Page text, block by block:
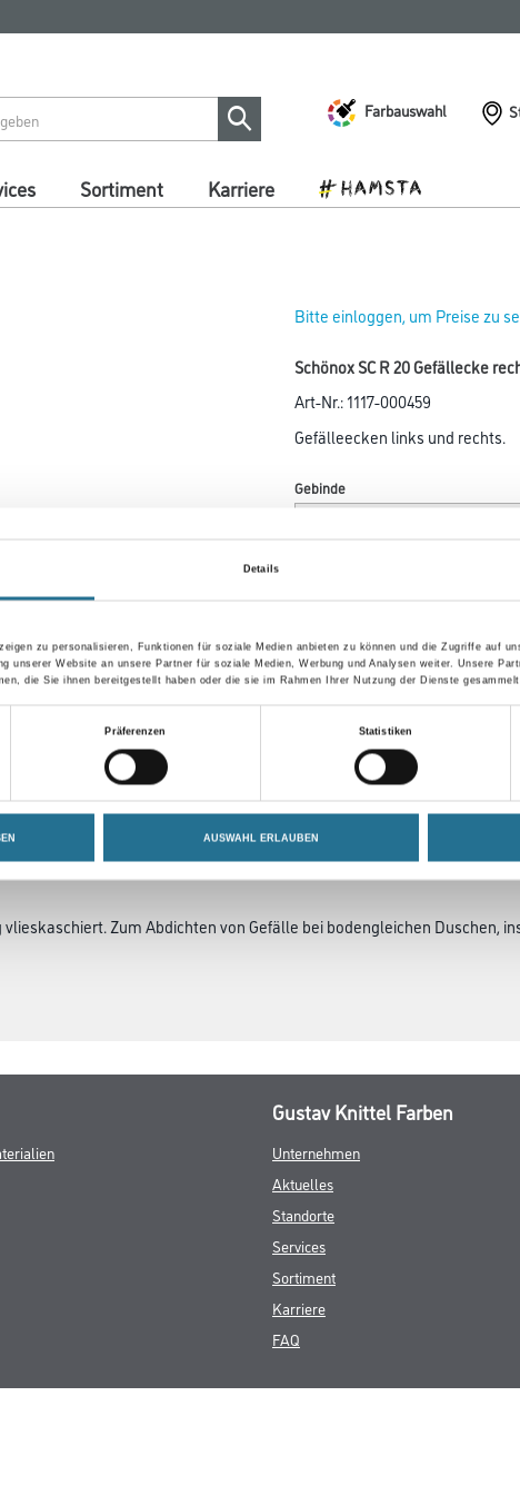
Details
zu personalisieren, Funktionen für soziale Medien anbieten zu können und die Zugriffe auf
unserer Website an unsere Partner für soziale Medien, Werbung und Analysen weiter. Unsere
die Sie ihnen bereitgestellt haben oder die sie im Rahmen Ihrer Nutzung der Dienste gesammelt
Präferenzen Statistiken
AUSWAHL ERLAUBEN
Farbauswahl
Sortiment Karriere
Bitte einloggen, um Preise zu
Schönox SC R 20 Gefällecke
Art-Nr.:1117-000459
Gefälleecken links und rechts.
Gebinde
ZUSATZINFOS
Zum Abdichten von Gefälle bei bodengleichen Duschen,
Gustav Knittel Farben
Unternehmen
Aktuelles
Standorte
Services
Sortiment
Karriere
FAQ